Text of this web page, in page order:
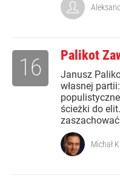
Palikot
Janusz
własnej
ścieżki do
16
Michał